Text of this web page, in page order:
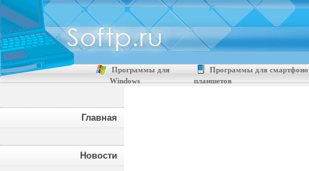
Программы для
Windows
Программы для
планшетов
Главная
Новости